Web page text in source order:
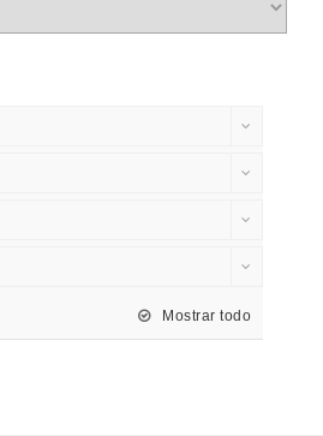
Mostrar todo